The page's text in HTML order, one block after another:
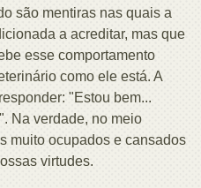
são mentiras nas quais a
a acreditar, mas que
esse comportamento
como ele está. A
"Estou bem...
Na verdade, no meio
muito ocupados e cansados
virtudes.